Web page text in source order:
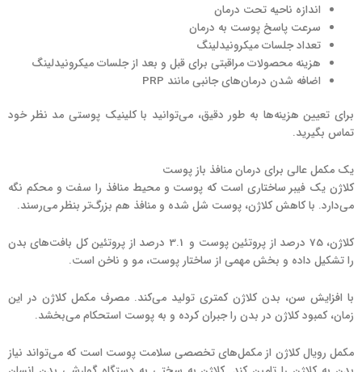
اندازه ناحیه تحت درمان
سرعت پاسخ پوست به درمان
تعداد جلسات میکرونیدلینگ
هزینه محصولات مراقبتی برای قبل و بعد از جلسات میکرونیدلینگ
اضافه شدن درمان‌های جانبی مانند PRP
برای تعیین هزینه‌ها به طور دقیق، می‌توانید با کلینیک پوستی مد نظر خود
تماس بگیرید.
یک مکمل عالی برای درمان منافذ باز پوست
کلاژن یک فیبر ساختاری است که پوست و محیط منافذ را سفت و محکم نگه
می‌دارد. با کاهش کلاژن، پوست شل شده و منافذ هم بزرگ‌تر بنظر می‌رسند.
کلاژن، 75 درصد از پروتئین پوست و 3.1 درصد از پروتئین کل بافت‌های بدن
را تشکیل داده و بخش مهمی از ساختار پوست، مو و ناخن است.
با افزایش سن، بدن کلاژن کمتری تولید می‌کند. مصرف مکمل کلاژن در این
زمان، کمبود کلاژن در بدن را جبران کرده و به پوست استحکام می‌بخشد.
مکمل رویال کلاژن از مکمل‌های تخصصی سلامت پوست است که می‌تواند نیاز